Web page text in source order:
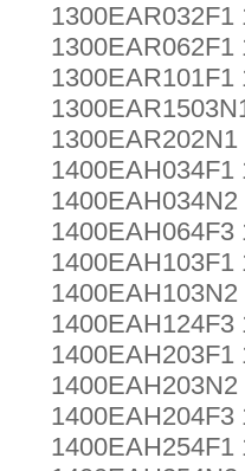
1300EAR032F1
1300EAR062F1
1300EAR101F1
1400EAH034F1
1400EAH103F1
1400EAH203F1
1400EAH254F1